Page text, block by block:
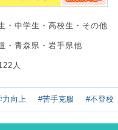
・ 中学生 ・ 高校生 ・ その他
・ 青森県 ・ 岩手県他
人
力向上 #苦手克服 #不登校